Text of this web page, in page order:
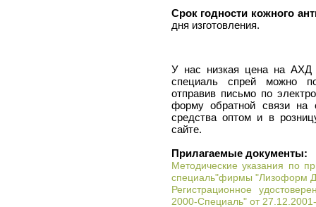
Срок годности кожного
дня изготовления.
У нас низкая цена на АХД
специаль спрей можно
отправив письмо по
форму обратной связи на
средства оптом и в
сайте.
Прилагаемые документы:
Методические указания по
специаль"фирмы "Лизоформ
Регистрационное
2000-Специаль" от